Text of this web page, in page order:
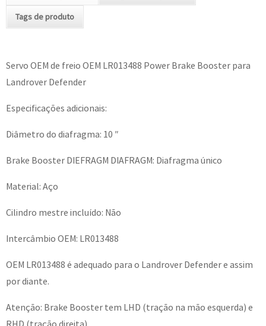
Tags de produto
Servo OEM de freio OEM LR013488 Power Brake Booster para
Landrover Defender
Especificações adicionais:
Diâmetro do diafragma: 10 ″
Brake Booster DIEFRAGM DIAFRAGM: Diafragma único
Material: Aço
Cilindro mestre incluído: Não
Intercâmbio OEM: LR013488
OEM LR013488 é adequado para o Landrover Defender e assim
por diante.
Atenção: Brake Booster tem LHD (tração na mão esquerda) e